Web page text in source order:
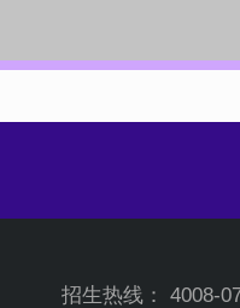
招生热线： 4008-